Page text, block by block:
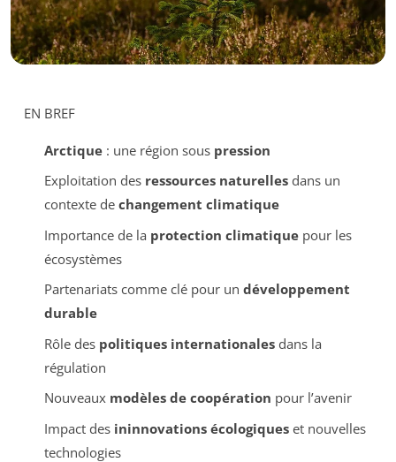
EN BREF
Arctique: une région sous pression
Exploitation des ressources naturellesdans un
contexte de changement climatique
Importance de la protection climatiquepour les
écosystèmes
Partenariats comme clé pour un développement
durable
Rôle des politiques internationalesdans la
régulation
Nouveaux modèles de coopération pour l’avenir
Impact des ininnovations écologiqueset nouvelles
technologies